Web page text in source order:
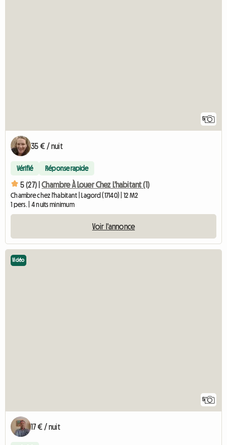
5
35 € / nuit
Vérifié Réponse rapide
5 (27) | Chambre À Louer Chez L'habitant (1)
Chambre chez l'habitant | Lagord (17140) | 12 M2
1 pers. | 4 nuits minimum
Voir l'annonce
5
Vidéo
17 € / nuit